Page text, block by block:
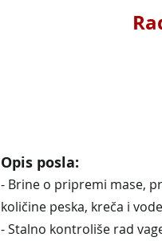
Opis posla:
- Brine o pripremi mase,
količine peska, kreča i vode
- Stalno kontroliše rad